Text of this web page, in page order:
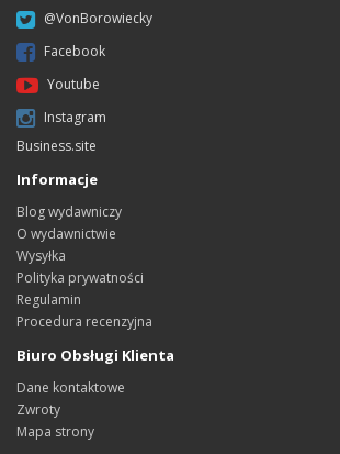
@VonBorowiecky
Facebook
Youtube
Instagram
Business.site
Informacje
Blog wydawniczy
O wydawnictwie
Wysyłka
Polityka prywatności
Regulamin
Procedura recenzyjna
Biuro Obsługi Klienta
Dane kontaktowe
Zwroty
Mapa strony